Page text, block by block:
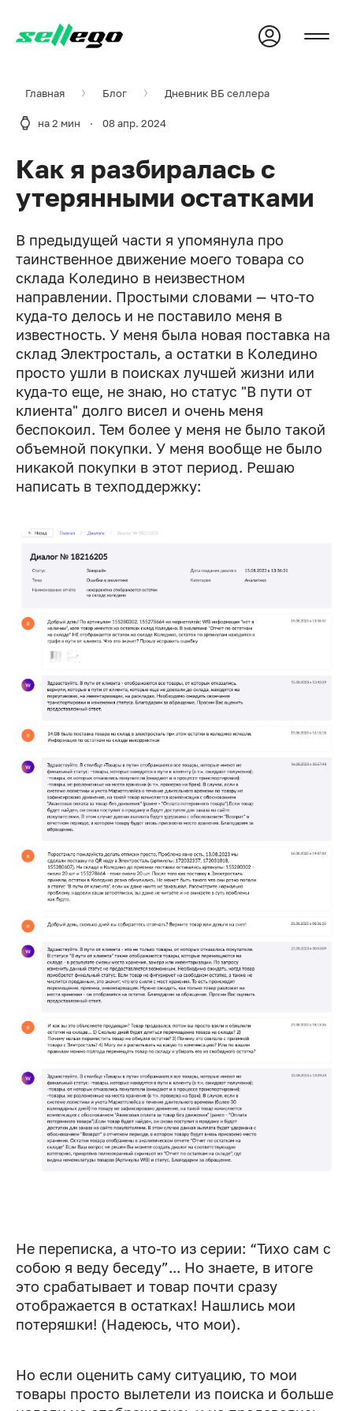
Главная Блог Дневник ВБ селлера
на 2 мин · 08 апр. 2024
Как я разбиралась с
утерянными остатками
В предыдущей части я упомянула про
таинственное движение моего товара со
склада Коледино в неизвестном
направлении. Простыми словами — что-то
куда-то делось и не поставило меня в
известность. У меня была новая поставка на
склад Электросталь, а остатки в Коледино
просто ушли в поисках лучшей жизни или
куда-то еще, не знаю, но статус "В пути от
клиента" долго висел и очень меня
беспокоил. Тем более у меня не было такой
объемной покупки. У меня вообще не было
никакой покупки в этот период. Решаю
написать в техподдержку:
Не переписка, а что-то из серии: “Тихо сам с
собою я веду беседу”... Но знаете, в итоге
это срабатывает и товар почти сразу
отображается в остатках! Нашлись мои
потеряшки! (Надеюсь, что мои).
Но если оценить саму ситуацию, то мои
товары просто вылетели из поиска и больше